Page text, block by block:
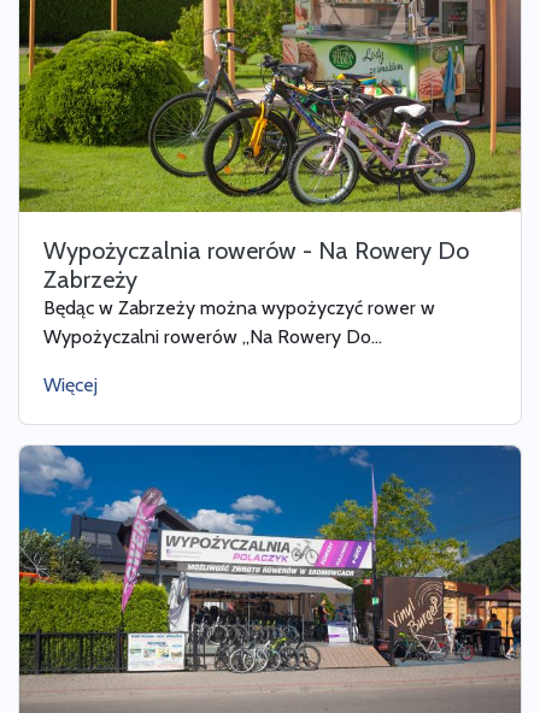
Wypożyczalnia rowerów - Na Rowery Do
Zabrzeży
Będąc w Zabrzeży można wypożyczyć rower w
Wypożyczalni rowerów „Na Rowery Do...
Więcej